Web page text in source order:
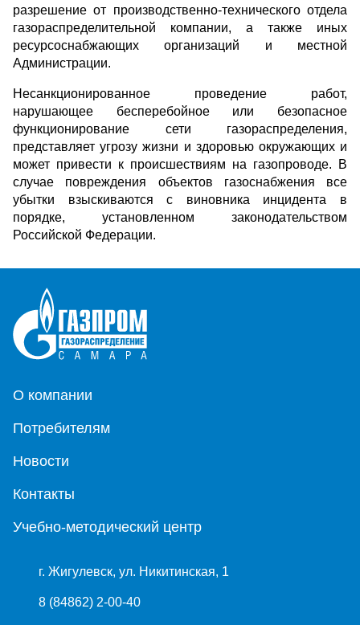
разрешение от производственно-технического отдела
газораспределительной компании, а также иных
ресурсоснабжающих организаций и местной
Администрации.
Несанкционированное проведение работ,
нарушающее бесперебойное или безопасное
функционирование сети газораспределения,
представляет угрозу жизни и здоровью окружающих и
может привести к происшествиям на газопроводе. В
случае повреждения объектов газоснабжения все
убытки взыскиваются с виновника инцидента в
порядке, установленном законодательством
Российской Федерации.
О компании
Потребителям
Новости
Контакты
Учебно-методический центр
г. Жигулевск, ул. Никитинская, 1
8 (84862) 2-00-40